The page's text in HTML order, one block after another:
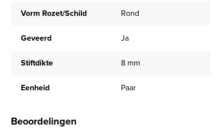
Vorm Rozet/Schild Rond
Geveerd Ja
Stiftdikte 8 mm
Eenheid Paar
Beoordelingen